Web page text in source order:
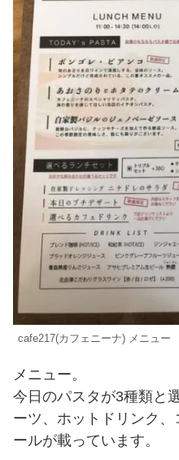
cafe217(カフェニーナ) メニュー
メニュー。
今日のパスタが3種類と
ーツ、ホットドリンク
ールが載っています。